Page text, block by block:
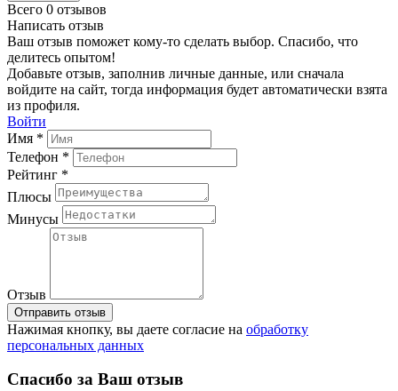
Всего 0 отзывов
Написать отзыв
Ваш отзыв поможет кому-то сделать выбор. Спасибо, что
делитесь опытом!
Добавьте отзыв, заполнив личные данные, или сначала
войдите на сайт, тогда информация будет автоматически взята
из профиля.
Войти
Имя *
Телефон *
Рейтинг *
Плюсы
Минусы
Отзыв
Отправить отзыв
Нажимая кнопку, вы даете согласие на обработку
персональных данных
Спасибо за Ваш отзыв